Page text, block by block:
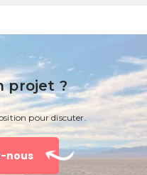
projet ?
pour discuter.
nous